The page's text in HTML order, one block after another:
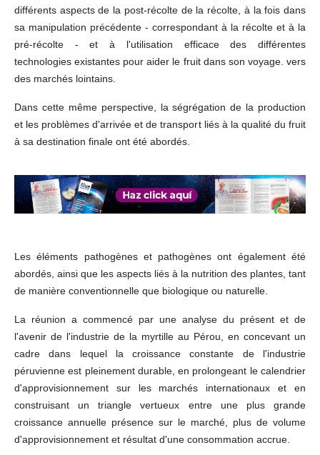
différents aspects de la post-récolte de la récolte, à la fois dans
sa manipulation précédente - correspondant à la récolte et à la
pré-récolte - et à l'utilisation efficace des différentes
technologies existantes pour aider le fruit dans son voyage. vers
des marchés lointains.
Dans cette même perspective, la ségrégation de la production
et les problèmes d'arrivée et de transport liés à la qualité du fruit
à sa destination finale ont été abordés.
Les éléments pathogènes et pathogènes ont également été
abordés, ainsi que les aspects liés à la nutrition des plantes, tant
de manière conventionnelle que biologique ou naturelle.
La réunion a commencé par une analyse du présent et de
l'avenir de l'industrie de la myrtille au Pérou, en concevant un
cadre dans lequel la croissance constante de l'industrie
péruvienne est pleinement durable, en prolongeant le calendrier
d'approvisionnement sur les marchés internationaux et en
construisant un triangle vertueux entre une plus grande
croissance annuelle présence sur le marché, plus de volume
d'approvisionnement et résultat d'une consommation accrue.